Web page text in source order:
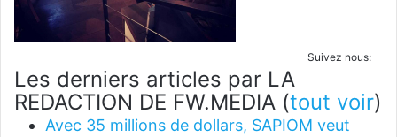
Suivez nous:
Les derniers articles par LA
REDACTION DE FW.MEDIA (tout voir)
Avec 35 millions de dollars, SAPIOM veut